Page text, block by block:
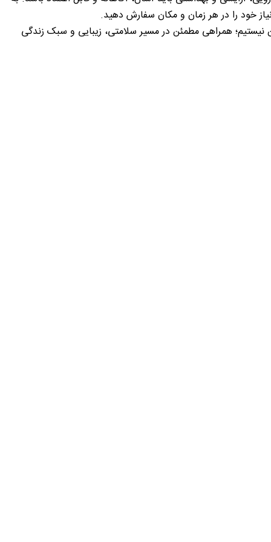
خود را در هر زمان و مکان سفارش دهید.
همراهی مطمئن در مسیر سلامتی، زیبایی و سبک زندگی